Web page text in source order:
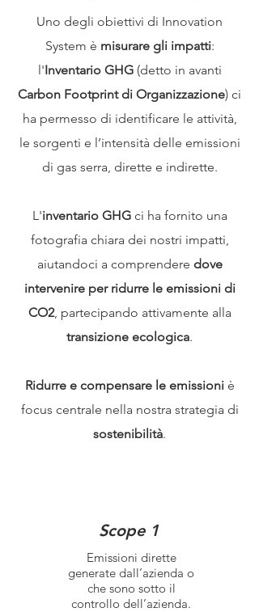
Uno degli obiettivi di Innovation
System è misurare gli impatti:
l'Inventario GHG(detto in avanti
Carbon Footprint di Organizzazione) ci
ha permesso di identificare le attività,
le sorgenti e l’intensità delle emissioni
di gas serra, dirette e indirette.
L'inventario GHGci ha fornito una
fotografia chiara dei nostri impatti,
aiutandoci a comprendere dove
intervenire per ridurre le emissioni di
CO2, partecipando attivamente alla
transizione ecologica.
Ridurre e compensare le emissioniè
focus centrale nella nostra strategia di
sostenibilità.
Scope 1
Emissioni dirette
generate dall’azienda o
che sono sotto il
controllo dell’azienda.